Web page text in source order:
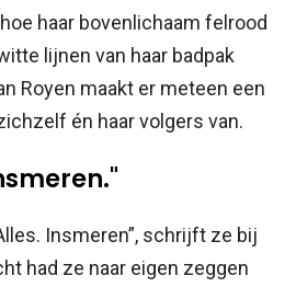
haar bovenlichaam felrood
lijnen van haar badpak
Royen maakt er meteen een
én haar volgers van.
Insmeren”, schrijft ze bij
had ze naar eigen zeggen